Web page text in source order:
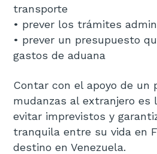
transporte
• prever los trámites
• prever un presupuesto
gastos de aduana
Contar con el apoyo de un
mudanzas al extranjero es
evitar imprevistos y
tranquila entre su vida en
destino en Venezuela.